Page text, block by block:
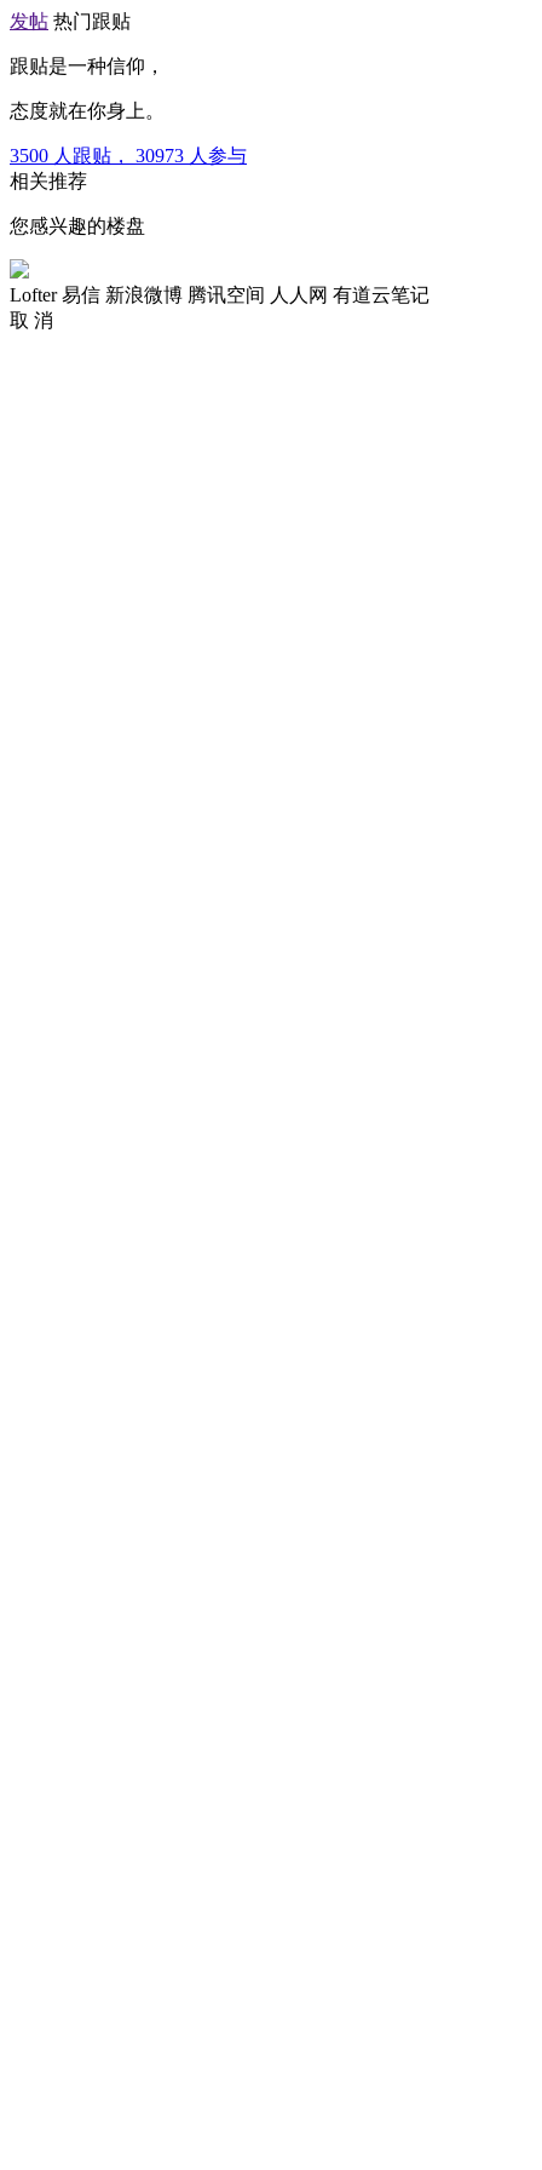
发帖 热门跟贴
跟贴是一种信仰，
态度就在你身上。
3500 人跟贴， 30973 人参与
相关推荐
您感兴趣的楼盘
Lofter 易信 新浪微博 腾讯空间 人人网 有道云笔记
取 消